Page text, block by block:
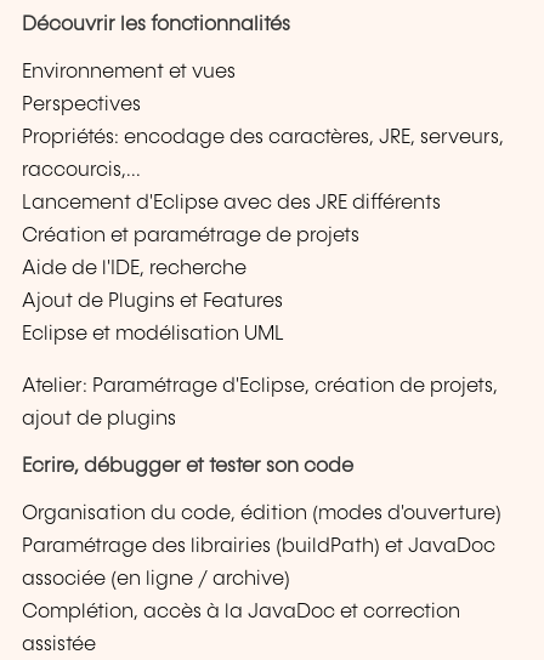
Découvrir les fonctionnalités
Environnement et vues
Perspectives
Propriétés: encodage des caractères, JRE, serveurs,
raccourcis,...
Lancement d'Eclipse avec des JRE différents
Création et paramétrage de projets
Aide de l'IDE, recherche
Ajout de Plugins et Features
Eclipse et modélisation UML
Atelier: Paramétrage d'Eclipse, création de projets,
ajout de plugins
Ecrire, débugger et tester son code
Organisation du code, édition (modes d'ouverture)
Paramétrage des librairies (buildPath) et JavaDoc
associée (en ligne / archive)
Complétion, accès à la JavaDoc et correction
assistée